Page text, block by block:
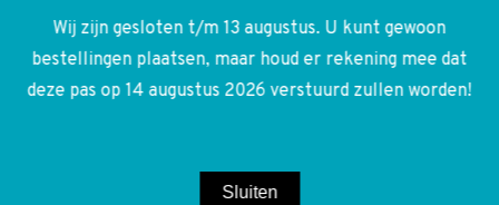
W212 S212 W639 W906 Motor
Olie peilstok houder OM651
€50,00
Wij zijn gesloten t/m 13 augustus. U kunt gewoon
bestellingen plaatsen, maar houd er rekening mee dat
deze pas op 14 augustus 2026 verstuurd zullen worden!
Sluiten